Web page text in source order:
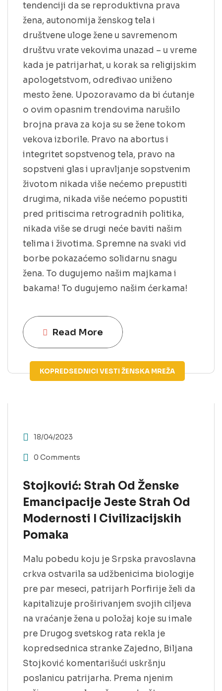
tendenciji da se reproduktivna prava
žena, autonomija ženskog tela i
društvene uloge žene u savremenom
društvu vrate vekovima unazad – u vreme
kada je patrijarhat, u korak sa religijskim
apologetstvom, određivao uniženo
mesto žene. Upozoravamo da bi ćutanje
o ovim opasnim trendovima narušilo
brojna prava za koja su se žene tokom
vekova izborile. Pravo na abortus i
integritet sopstvenog tela, pravo na
sopstveni glas i upravljanje sopstvenim
životom nikada više nećemo prepustiti
drugima, nikada više nećemo popustiti
pred pritiscima retrogradnih politika,
nikada više se drugi neće baviti našim
telima i životima. Spremne na svaki vid
borbe pokazaćemo solidarnu snagu
žena. To dugujemo našim majkama i
bakama! To dugujemo našim ćerkama!
Read More
KOPREDSEDNICI VESTI ŽENSKA MREŽA
18/04/2023
0 Comments
Stojković: Strah Od Ženske
Emancipacije Jeste Strah Od
Modernosti I Civilizacijskih
Pomaka
Malu pobedu koju je Srpska pravoslavna
crkva ostvarila sa udžbenicima biologije
pre par meseci, patrijarh Porfirije želi da
kapitalizuje proširivanjem svojih ciljeva
na vraćanje žena u položaj koje su imale
pre Drugog svetskog rata rekla je
kopredsednica stranke Zajedno, Biljana
Stojković komentarišući uskršnju
poslanicu patrijarha. Prema njenim